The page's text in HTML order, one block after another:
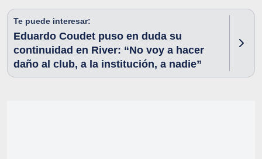
Te puede interesar:
Eduardo Coudet puso en duda su
continuidad en River: “No voy a hacer
daño al club, a la institución, a nadie”